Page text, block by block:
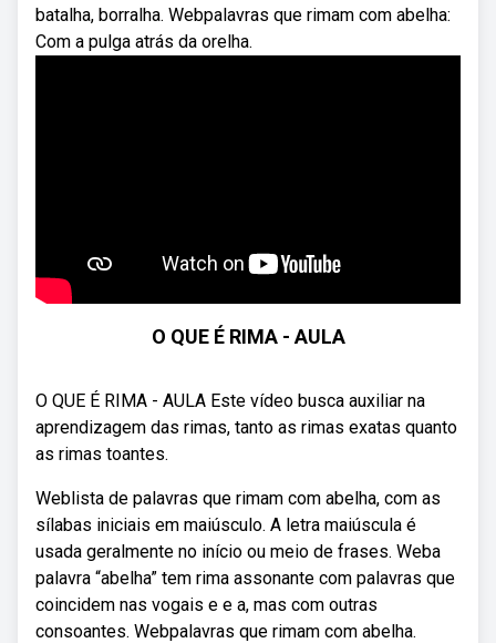
batalha, borralha. Webpalavras que rimam com abelha:
Com a pulga atrás da orelha.
O QUE É RIMA - AULA
O QUE É RIMA - AULA Este vídeo busca auxiliar na
aprendizagem das rimas, tanto as rimas exatas quanto
as rimas toantes.
Weblista de palavras que rimam com abelha, com as
sílabas iniciais em maiúsculo. A letra maiúscula é
usada geralmente no início ou meio de frases. Weba
palavra “abelha” tem rima assonante com palavras que
coincidem nas vogais e e a, mas com outras
consoantes. Webpalavras que rimam com abelha.